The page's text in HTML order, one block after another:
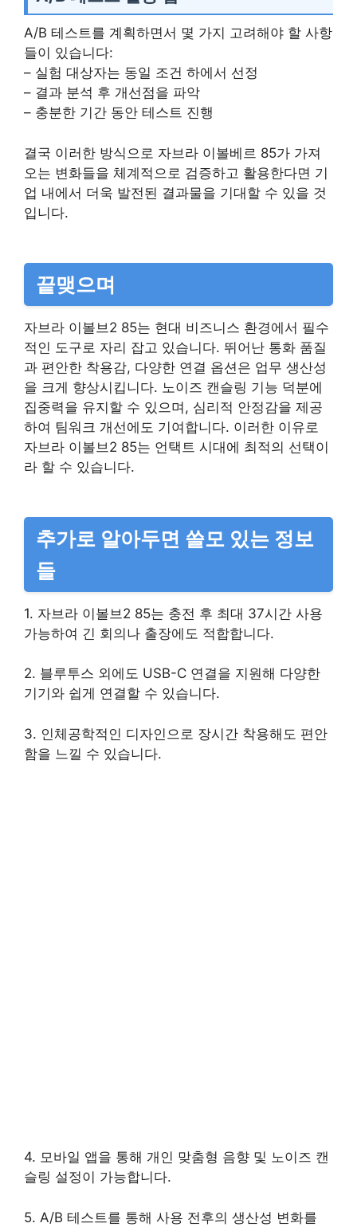
A/B 테스트를 계획하면서 몇 가지 고려해야 할 사항
들이 있습니다:
– 실험 대상자는 동일 조건 하에서 선정
– 결과 분석 후 개선점을 파악
– 충분한 기간 동안 테스트 진행
결국 이러한 방식으로 자브라 이볼베르 85가 가져
오는 변화들을 체계적으로 검증하고 활용한다면 기
업 내에서 더욱 발전된 결과물을 기대할 수 있을 것
입니다.
끝맺으며
자브라 이볼브2 85는 현대 비즈니스 환경에서 필수
적인 도구로 자리 잡고 있습니다. 뛰어난 통화 품질
과 편안한 착용감, 다양한 연결 옵션은 업무 생산성
을 크게 향상시킵니다. 노이즈 캔슬링 기능 덕분에
집중력을 유지할 수 있으며, 심리적 안정감을 제공
하여 팀워크 개선에도 기여합니다. 이러한 이유로
자브라 이볼브2 85는 언택트 시대에 최적의 선택이
라 할 수 있습니다.
추가로 알아두면 쓸모 있는 정보
들
1. 자브라 이볼브2 85는 충전 후 최대 37시간 사용
가능하여 긴 회의나 출장에도 적합합니다.
2. 블루투스 외에도 USB-C 연결을 지원해 다양한
기기와 쉽게 연결할 수 있습니다.
3. 인체공학적인 디자인으로 장시간 착용해도 편안
함을 느낄 수 있습니다.
4. 모바일 앱을 통해 개인 맞춤형 음향 및 노이즈 캔
슬링 설정이 가능합니다.
5. A/B 테스트를 통해 사용 전후의 생산성 변화를